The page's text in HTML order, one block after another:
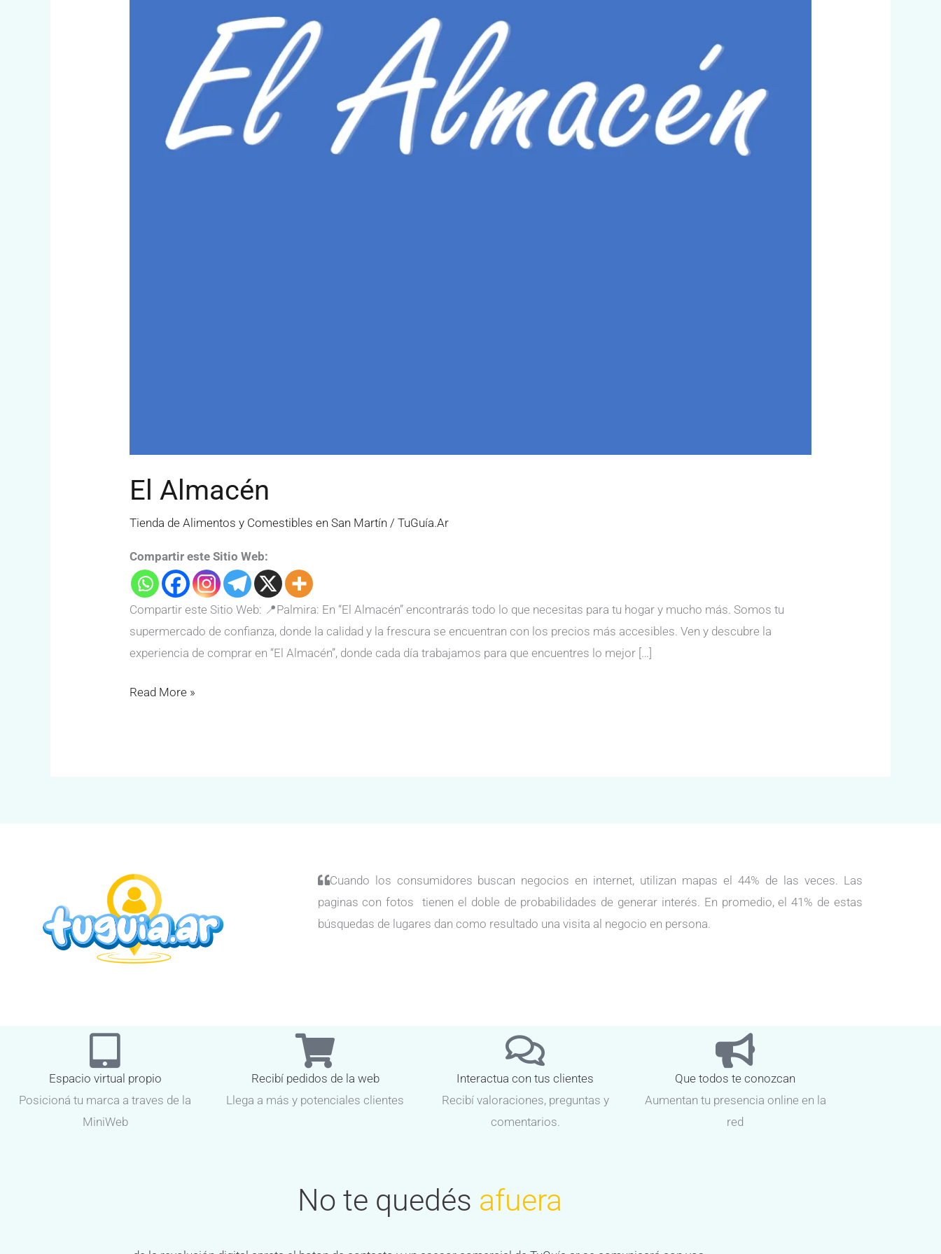
El Almacén
Tienda de Alimentos y Comestibles en San Martín /TuGuía.Ar
Compartir este Sitio Web:
Compartir este Sitio Web: 📍Palmira: En “El Almacén” encontrarás todo lo que necesitas para tu hogar y mucho más. Somos tu
supermercado de confianza, donde la calidad y la frescura se encuentran con los precios más accesibles. Ven y descubre la
experiencia de comprar en “El Almacén”, donde cada día trabajamos para que encuentres lo mejor […]
Read More »
Cuando los consumidores buscan negocios en internet, utilizan mapas el 44% de las veces. Las
paginas con fotos tienen el doble de probabilidades de generar interés. En promedio, el 41% de estas
búsquedas de lugares dan como resultado una visita al negocio en persona.
Espacio virtual propio
Posicioná tu marca a traves de la
MiniWeb
Recibí pedidos de la web
Llega a más y potenciales clientes
Interactua con tus clientes
Recibí valoraciones, preguntas y
comentarios.
Que todos te conozcan
Aumentan tu presencia online en la
red
No te quedés afuera